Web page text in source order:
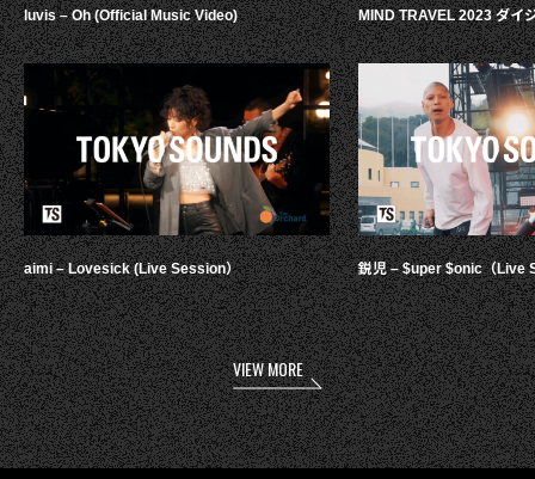
luvis – Oh (Official Music Video)
aimi – Lovesick (Live Session）
MIND TRAVEL 2023 ダイ
鋭児 – $uper $onic（Live
VIEW MORE